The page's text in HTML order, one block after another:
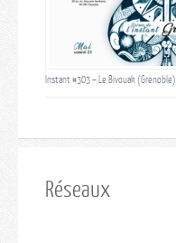
Instant #303 – Le Bivouak (Grenoble)
Réseaux